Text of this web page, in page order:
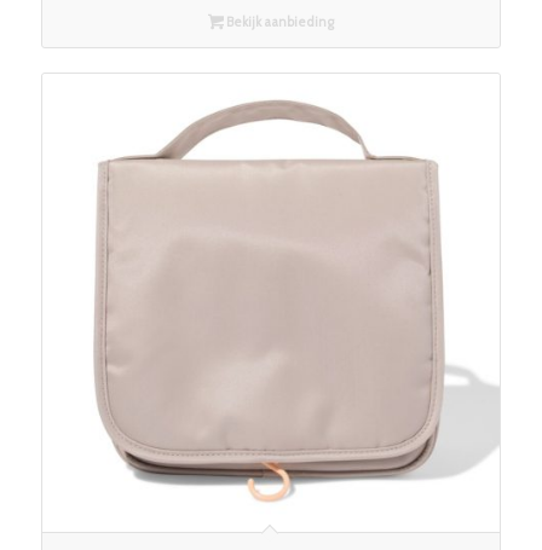
Bekijk aanbieding